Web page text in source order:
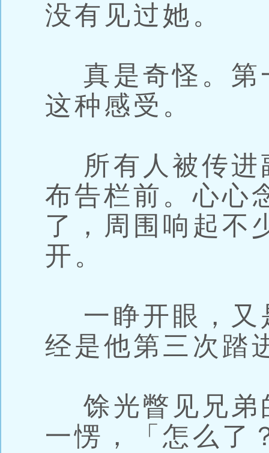
没有见过她。
真是奇怪。第
这种感受。
所有人被传进
布告栏前。心心
了，周围响起不
开。
一睁开眼，又
经是他第三次踏
馀光瞥见兄弟
一愣，「怎么了